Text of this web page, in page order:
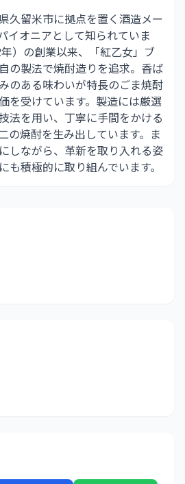
久留米市に拠点を置く酒造メー
イオニアとして知られていま
）の創業以来、「紅乙女」ブ
の製法で焼酎造りを追求。香ば
のある味わいが特長のごま焼酎
を受けています。製造には厳選
法を用い、丁寧に手間をかける
の焼酎を生み出しています。ま
しながら、革新を取り入れる姿
も積極的に取り組んでいます。